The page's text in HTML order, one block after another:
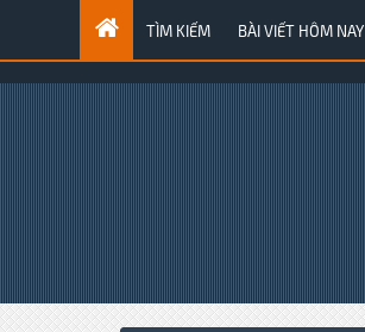
TÌM KIẾM BÀI VIẾT HÔM NAY